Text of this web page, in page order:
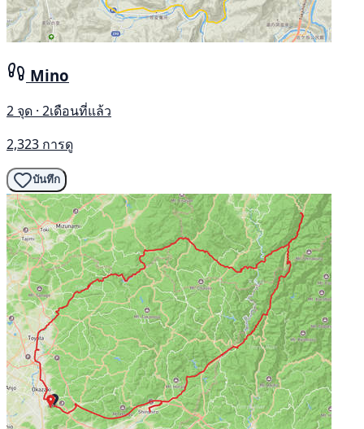
Mino
2 จุด · 2เดือนที่แล้ว
2,323 การดู
บันทึก